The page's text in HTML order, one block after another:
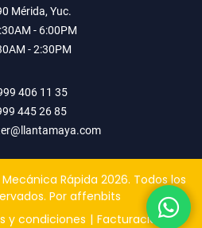
Mérida, Yuc.
- 6:00PM
- 2:30PM
406 11 35
445 26 85
Rápida 2026. Todos los
Por affenbits
y condiciones Facturación